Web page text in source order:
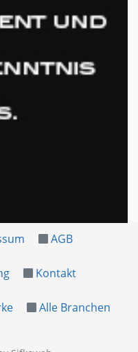
AGB
Kontakt
Alle Branchen